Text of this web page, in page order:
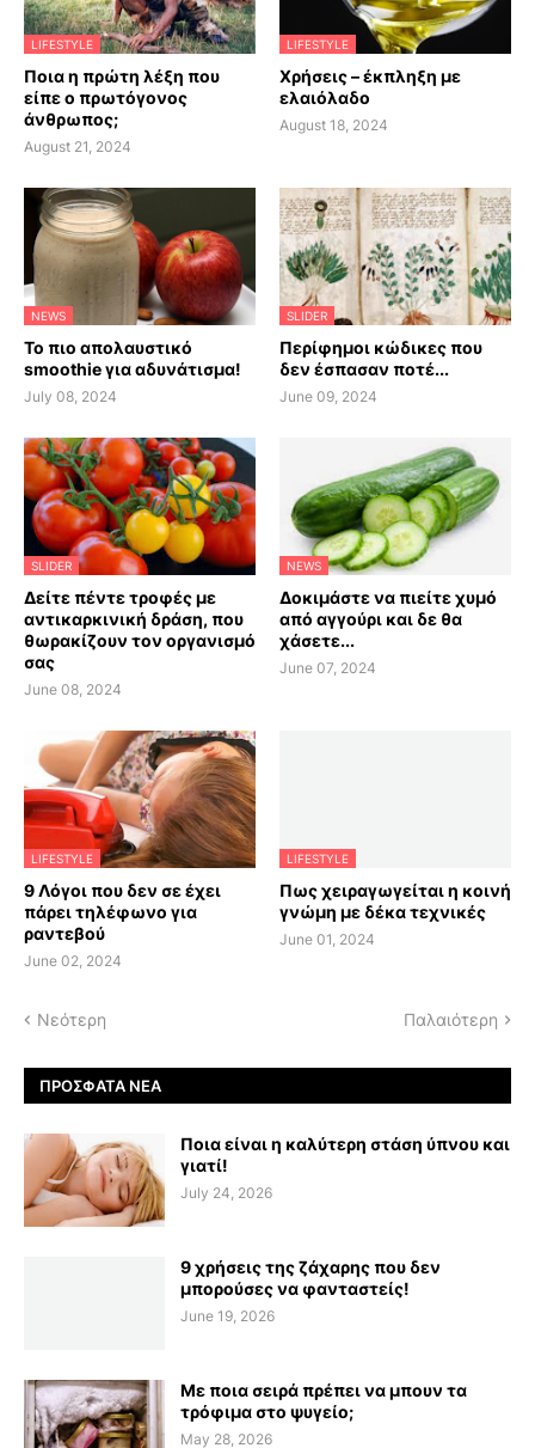
LIFESTYLE
Ποια η πρώτη λέξη που
είπε ο πρωτόγονος
άνθρωπος;
August 21, 2024
LIFESTYLE
Χρήσεις – έκπληξη με
ελαιόλαδο
August 18, 2024
NEWS
Το πιο απολαυστικό
smoothie για αδυνάτισμα!
July 08, 2024
SLIDER
Περίφημοι κώδικες που
δεν έσπασαν ποτέ...
June 09, 2024
SLIDER
Δείτε πέντε τροφές με
αντικαρκινική δράση, που
θωρακίζουν τον οργανισμό
σας
June 08, 2024
NEWS
Δοκιμάστε να πιείτε χυμό
από αγγούρι και δε θα
χάσετε...
June 07, 2024
LIFESTYLE
9 Λόγοι που δεν σε έχει
πάρει τηλέφωνο για
ραντεβού
June 02, 2024
LIFESTYLE
Πως χειραγωγείται η κοινή
γνώμη με δέκα τεχνικές
June 01, 2024
Νεότερη Παλαιότερη
ΠΡΌΣΦΑΤΑ ΝΈΑ
Ποια είναι η καλύτερη στάση ύπνου και
γιατί!
July 24, 2026
9 χρήσεις της ζάχαρης που δεν
μπορούσες να φανταστείς!
June 19, 2026
Με ποια σειρά πρέπει να μπουν τα
τρόφιμα στο ψυγείο;
May 28, 2026